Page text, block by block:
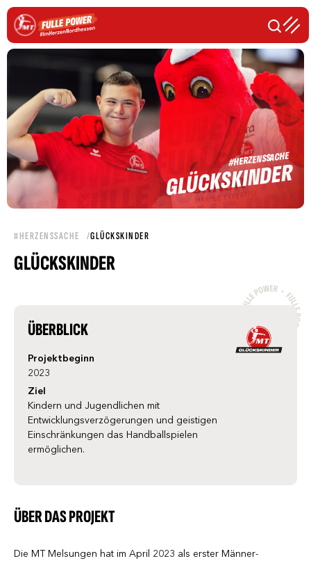
#HERZENSSACHE
GLÜCKSKINDER
#HERZENSSACHE GLÜCKSKINDER
GLÜCKSKINDER
ÜBERBLICK
Projektbeginn
2023
Ziel
Kindern und Jugendlichen mit
Entwicklungsverzögerungen und geistigen
Einschränkungen das Handballspielen
ermöglichen.
ÜBER DAS PROJEKT
Die MT Melsungen hat im April 2023 als erster Männer-